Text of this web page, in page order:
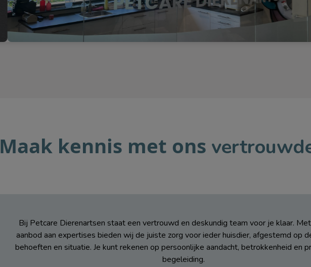
Maak kennis met ons
Bij Petcare Dierenartsen staat een vertrouwd en deskundig team voor je klaar.
aanbod aan expertises bieden wij de juiste zorg voor ieder huisdier, afgestemd op
behoeften en situatie. Je kunt rekenen op persoonlijke aandacht, betrokkenheid en
begeleiding.